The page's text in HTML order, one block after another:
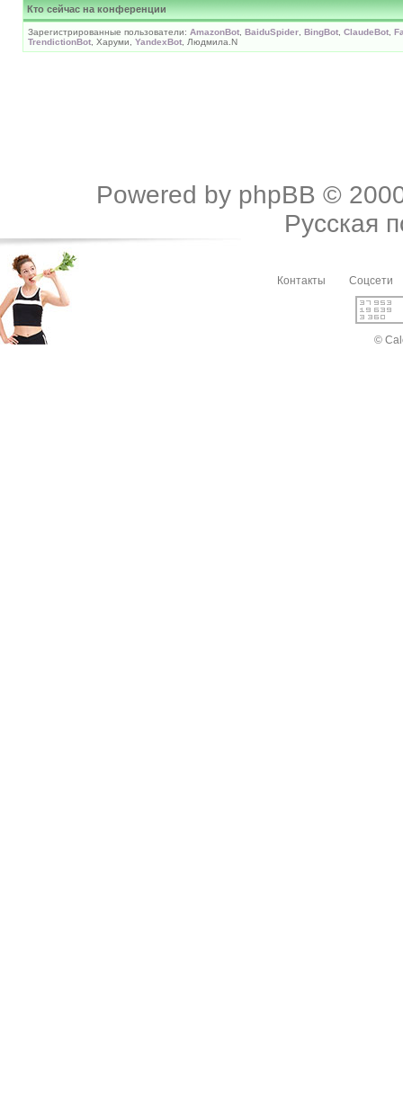
Кто сейчас на конференции
Зарегистрированные пользователи: AmazonBot BaiduSpider BingBot ClaudeBot
TrendictionBot , Харуми, YandexBot , Людмила.N
Powered by phpBB ©
Русская
Контакты Соцсети
©